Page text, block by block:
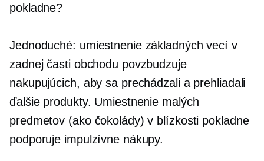
pokladne?
Jednoduché: umiestnenie základných vecí v
zadnej časti obchodu povzbudzuje
nakupujúcich, aby sa prechádzali a prehliadali
ďalšie produkty. Umiestnenie malých
predmetov (ako čokolády) v blízkosti pokladne
podporuje impulzívne nákupy.